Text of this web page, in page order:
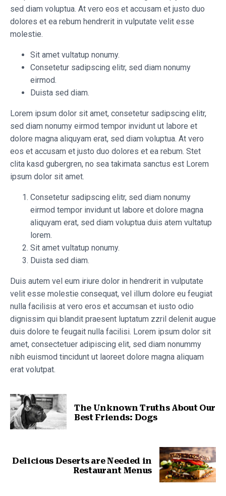
sed diam voluptua. At vero eos et accusam et justo duo
dolores et ea rebum hendrerit in vulputate velit esse
molestie.
Sit amet vultatup nonumy.
Consetetur sadipscing elitr, sed diam nonumy
eirmod.
Duista sed diam.
Lorem ipsum dolor sit amet, consetetur sadipscing elitr,
sed diam nonumy eirmod tempor invidunt ut labore et
dolore magna aliquyam erat, sed diam voluptua. At vero
eos et accusam et justo duo dolores et ea rebum. Stet
clita kasd gubergren, no sea takimata sanctus est Lorem
ipsum dolor sit amet.
Consetetur sadipscing elitr, sed diam nonumy
eirmod tempor invidunt ut labore et dolore magna
aliquyam erat, sed diam voluptua duis atem vultatup
lorem.
Sit amet vultatup nonumy.
Duista sed diam.
Duis autem vel eum iriure dolor in hendrerit in vulputate
velit esse molestie consequat, vel illum dolore eu feugiat
nulla facilisis at vero eros et accumsan et iusto odio
dignissim qui blandit praesent luptatum zzril delenit augue
duis dolore te feugait nulla facilisi. Lorem ipsum dolor sit
amet, consectetuer adipiscing elit, sed diam nonummy
nibh euismod tincidunt ut laoreet dolore magna aliquam
erat volutpat.
The Unknown Truths About Our
Best Friends: Dogs
Delicious Deserts are Needed in
Restaurant Menus